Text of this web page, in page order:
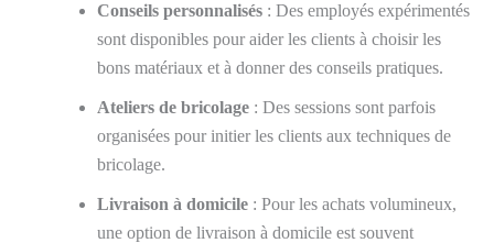
Conseils personnalisés : Des employés expérimentés
sont disponibles pour aider les clients à choisir les
bons matériaux et à donner des conseils pratiques.
Ateliers de bricolage : Des sessions sont parfois
organisées pour initier les clients aux techniques de
bricolage.
Livraison à domicile : Pour les achats volumineux,
une option de livraison à domicile est souvent